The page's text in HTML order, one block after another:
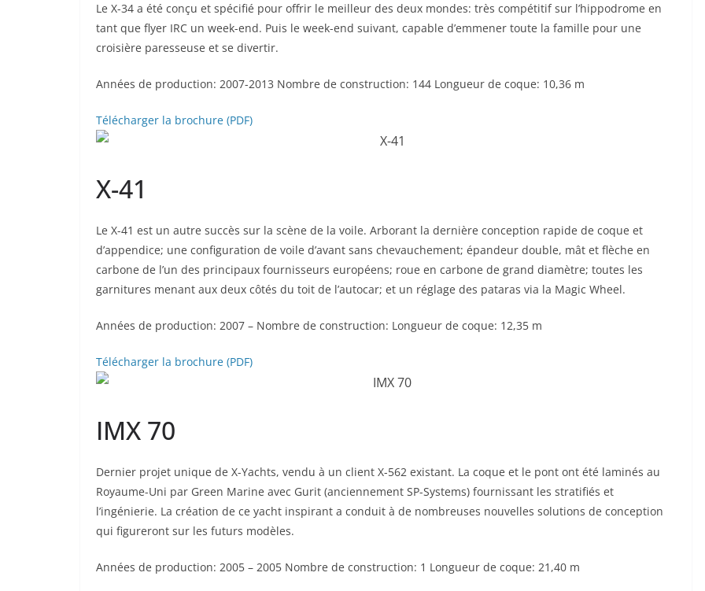
Le X-34 a été conçu et spécifié pour offrir le meilleur des deux mondes: très compétitif sur l’hippodrome en
tant que flyer IRC un week-end. Puis le week-end suivant, capable d’emmener toute la famille pour une
croisière paresseuse et se divertir.
Années de production: 2007-2013 Nombre de construction: 144 Longueur de coque: 10,36 m
Télécharger la brochure (PDF)
X-41
Le X-41 est un autre succès sur la scène de la voile. Arborant la dernière conception rapide de coque et
d’appendice; une configuration de voile d’avant sans chevauchement; épandeur double, mât et flèche en
carbone de l’un des principaux fournisseurs européens; roue en carbone de grand diamètre; toutes les
garnitures menant aux deux côtés du toit de l’autocar; et un réglage des pataras via la Magic Wheel.
Années de production: 2007 – Nombre de construction: Longueur de coque: 12,35 m
Télécharger la brochure (PDF)
IMX 70
Dernier projet unique de X-Yachts, vendu à un client X-562 existant. La coque et le pont ont été laminés au
Royaume-Uni par Green Marine avec Gurit (anciennement SP-Systems) fournissant les stratifiés et
l’ingénierie. La création de ce yacht inspirant a conduit à de nombreuses nouvelles solutions de conception
qui figureront sur les futurs modèles.
Années de production: 2005 – 2005 Nombre de construction: 1 Longueur de coque: 21,40 m